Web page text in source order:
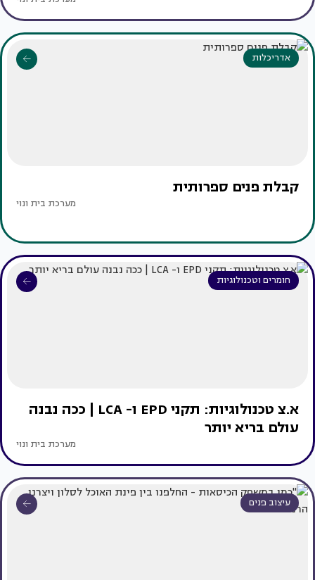
אדריכלות
קבלת פנים ספרותית
מערכת בית ונוי
חומרים וטכנולוגיות
א.צ טכנולוגיות: תקני EPD ו- LCA | ככה נבנה
עולם בריא יותר
מערכת בית ונוי
עיצוב פנים